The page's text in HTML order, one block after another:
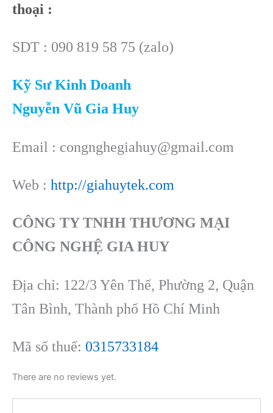
thoại :
SDT : 090 819 58 75 (zalo)
Kỹ Sư Kinh Doanh
Nguyễn Vũ Gia Huy
Email : congnghegiahuy@gmail.com
Web : http://giahuytek.com
CÔNG TY TNHH THƯƠNG MẠI
CÔNG NGHỆ GIA HUY
Địa chỉ: 122/3 Yên Thế, Phường 2, Quận
Tân Bình, Thành phố Hồ Chí Minh
Mã số thuế: 0315733184
There are no reviews yet.